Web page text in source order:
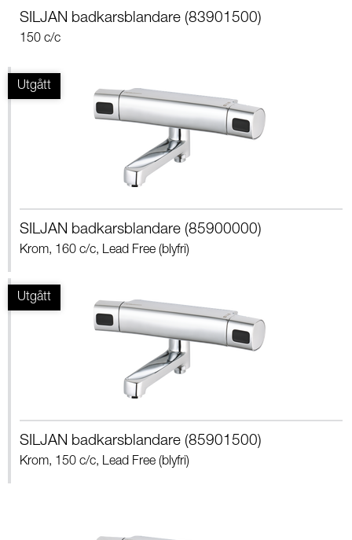
SILJAN badkarsblandare (83901500)
150 c/c
SILJAN badkarsblandare (85900000)
Krom, 160 c/c, Lead Free (blyfri)
SILJAN badkarsblandare (85901500)
Krom, 150 c/c, Lead Free (blyfri)